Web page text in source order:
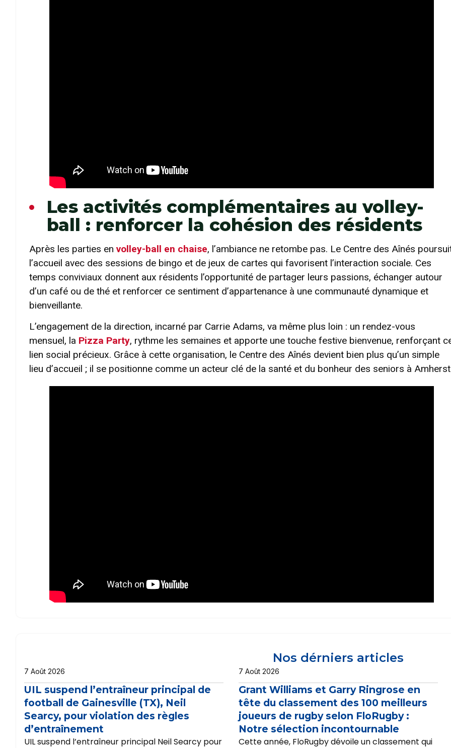
Les activités complémentaires au volley-
ball : renforcer la cohésion des résidents
Après les parties envolley-ball en chaise, l’ambiance ne retombe pas. Le Centre des Aînés
l’accueil avec des sessions de bingo et de jeux de cartes qui favorisent l’interaction sociale. Ces
temps conviviaux donnent aux résidents l’opportunité de partager leurs passions, échanger autour
d’un café ou de thé et renforcer ce sentiment d’appartenance à une communauté dynamique et
bienveillante.
L’engagement de la direction, incarné par Carrie Adams, va même plus loin : un rendez-vous
mensuel, la Pizza Party, rythme les semaines et apporte une touche festive bienvenue, renforçant
lien social précieux. Grâce à cette organisation, le Centre des Aînés devient bien plus qu’un simple
lieu d’accueil ; il se positionne comme un acteur clé de la santé et du bonheur des seniors à
Nos dérniers articles
7 Août 2026
UIL suspend l’entraîneur principal de
football de Gainesville (TX), Neil
Searcy, pour violation des règles
d’entraînement
UIL suspend l’entraîneur principal Neil Searcy pour
7 Août 2026
Grant Williams et Garry Ringrose en
tête du classement des 100 meilleurs
joueurs de rugby selon FloRugby :
Notre sélection incontournable
Cette année, FloRugby dévoile un classement qui